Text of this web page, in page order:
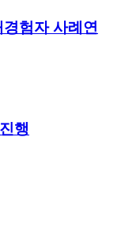
험자 사례연
행